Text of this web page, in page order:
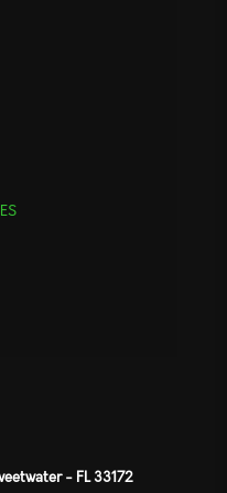
- FL 33172